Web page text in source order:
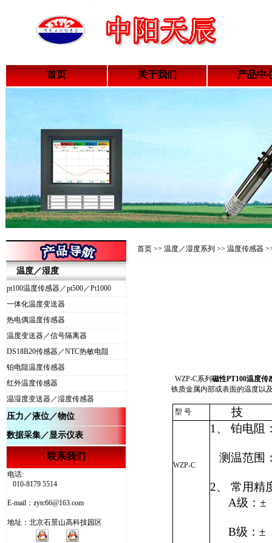
首页 关于我们 产品中
温度／湿度
pt100温度传感器／pt500／Pt1000
一体化温度变送器
热电偶温度传感器
温度变送器／信号隔离器
DS18B20传感器／NTC热敏电阻
铂电阻温度传感器
红外温度传感器
温湿度变送器／湿度传感器
压力 ／液位／物位
数据采集／显示仪表
联系我们
电话:
010-8179 5514
E-mail：zytc66@163.com
地址：北京石景山高科技园区
首页 >> 温度／湿度系列 >> 温度传感器
WZP-C系列 磁性PT100温度传
铁质金属内部或表面的温度以
型 号 技
WZP-C
1、 铂电阻
测温范围
2、 常用精
A级：±
B级：±